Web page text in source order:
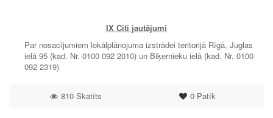
IX Citi jautājumi
Par nosacījumiem lokālplānojuma izstrādei teritorijā Rīgā, Juglas
ielā 95 (kad. Nr. 0100 092 2010) un Biķernieku ielā (kad. Nr. 0100
092 2319)
0Patīk
810 Skatīts